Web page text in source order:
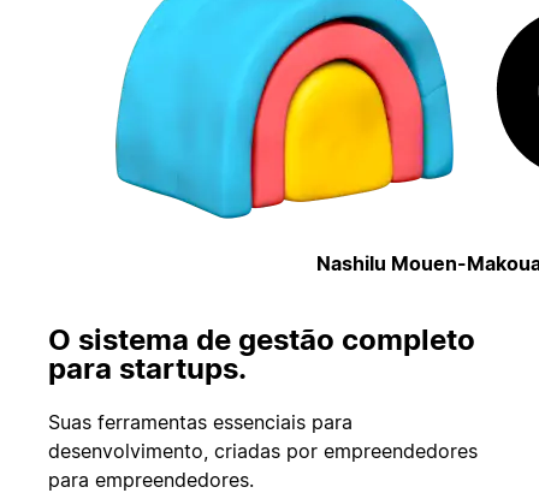
Nashilu Mouen-
O sistema de gestão completo
para startups.
Suas ferramentas essenciais para
desenvolvimento, criadas por empreendedores
para empreendedores.